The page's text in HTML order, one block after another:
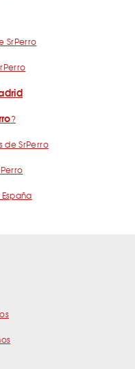
SrPerro
?
de SrPerro